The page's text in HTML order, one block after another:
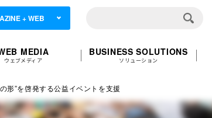
+ WEB
MEDIA
ウェブメディア
BUSINESS SOLUTIONS
ソリューション
形”を啓発する公益イベントを支援